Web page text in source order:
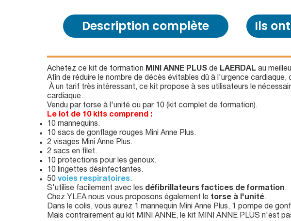
Description complète Ils
Achetez ce kit de formation MINI ANNE PLUS de LAERDAL au
Afin de réduire le nombre de décès évitables dû à l'urgence
À un tarif très intéressant, ce kit propose à ses utilisateurs le
cardiaque.
Vendu par torse à l'unité ou par 10 (kit complet de formation).
Le lot de 10 kits comprend :
10 mannequins.
10 sacs de gonflage rouges Mini Anne Plus.
2 visages Mini Anne Plus.
2 sacs en filet.
10 protections pour les genoux.
10 lingettes désinfectantes.
50 voies respiratoires.
S'utilise facilement avec les défibrillateurs factices de formation.
Chez YLEA nous vous proposons également le torse à l'unité.
Dans le colis, vous aurez 1 mannequin Mini Anne Plus, 1 pompe de
Mais contrairement au kit MINI ANNE, le kit MINI ANNE PLUS n'est